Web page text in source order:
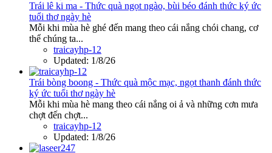
Trái lê ki ma - Thức quà ngọt ngào, bùi béo đánh thức ký ức
tuổi thơ ngày hè
Mỗi khi mùa hè ghé đến mang theo cái nắng chói chang, cơ
thể chúng ta...
traicayhp-12
Updated: 1/8/26
Trái bòng boong - Thức quà mộc mạc, ngọt thanh đánh thức
ký ức tuổi thơ ngày hè
Mỗi khi mùa hè mang theo cái nắng oi ả và những cơn mưa
chợt đến chợt...
traicayhp-12
Updated: 1/8/26